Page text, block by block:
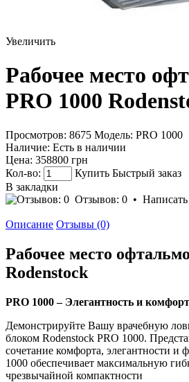
Увеличить
Рабочее место
PRO 1000
Просмотров: 8675 Модель: PRO 1000
Наличие: Есть в наличии
Цена: 358800 грн
Кол-во:
Купить Быстрый заказ
В закладки
Отзывов: 0 •
Описание Отзывы (0)
Рабочее место
Rodenstock
PRO 1000 – Элегантность и
Демонстрируйте Вашу врачебную
блоком Rodenstock PRO 1000.
сочетание комфорта, элегантности и
1000 обеспечивает максимальную
чрезвычайной компактности